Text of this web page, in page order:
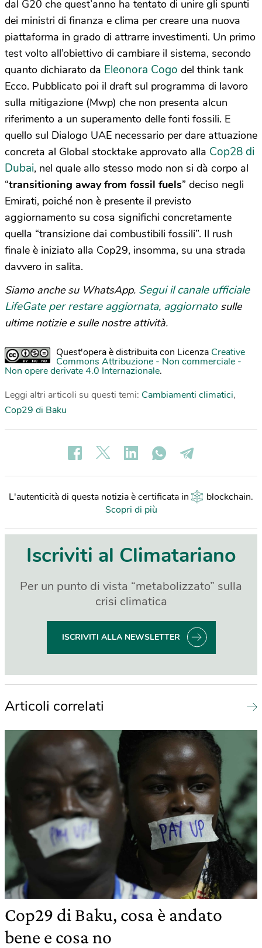
dal G20 che quest’anno ha tentato di unire gli spunti
dei ministri di finanza e clima per creare una nuova
piattaforma in grado di attrarre investimenti. Un primo
test volto all’obiettivo di cambiare il sistema, secondo
quanto dichiarato da Eleonora Cogo del think tank
Ecco. Pubblicato poi il draft sul programma di lavoro
sulla mitigazione (Mwp) che non presenta alcun
riferimento a un superamento delle fonti fossili. E
quello sul Dialogo UAE necessario per dare attuazione
concreta al Global stocktake approvato alla Cop28 di
Dubai, nel quale allo stesso modo non si dà corpo al
“transitioning away from fossil fuels” deciso negli
Emirati, poiché non è presente il previsto
aggiornamento su cosa significhi concretamente
quella “transizione dai combustibili fossili”. Il rush
finale è iniziato alla Cop29, insomma, su una strada
davvero in salita.
Siamo anche su WhatsApp. Segui il canale ufficiale
LifeGate per restare aggiornata, aggiornato sulle
ultime notizie e sulle nostre attività.
Quest'opera è distribuita con Licenza Creative
Commons Attribuzione - Non commerciale -
Non opere derivate 4.0 Internazionale.
Leggi altri articoli su questi temi: Cambiamenti climatici,
Cop29 di Baku
L'autenticità di questa notizia è certificata in blockchain.
Scopri di più
Iscriviti al Climatariano
Per un punto di vista “metabolizzato” sulla
crisi climatica
ISCRIVITI ALLA NEWSLETTER
Articoli correlati
Cop29 di Baku, cosa è andato
bene e cosa no